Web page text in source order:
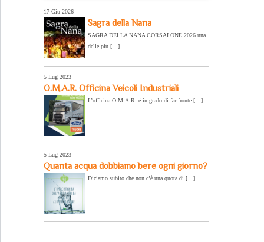
17 Giu 2026
Sagra della Nana
SAGRA DELLA NANA CORSALONE 2026 una
delle più […]
5 Lug 2023
O.M.A.R. Officina Veicoli Industriali
L’officina O.M.A.R. è in grado di far fronte […]
5 Lug 2023
Quanta acqua dobbiamo bere ogni giorno?
Diciamo subito che non c’è una quota di […]